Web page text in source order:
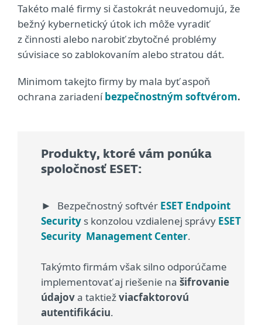
Takéto malé firmy si častokrát neuvedomujú, že
bežný kybernetický útok ich môže vyradiť
z činnosti alebo narobiť zbytočné problémy
súvisiace so zablokovaním alebo stratou dát.
Minimom takejto firmy by mala byť aspoň
ochrana zariadeníbezpečnostným softvérom.
Produkty, ktoré vám ponúka
spoločnosť ESET:
► Bezpečnostný softvér ESET Endpoint
Security s konzolou vzdialenej správy ESET
Security Management Center.
Takýmto firmám však silno odporúčame
implementovať aj riešenie na šifrovanie
údajova taktiežviacfaktorovú
autentifikáciu.